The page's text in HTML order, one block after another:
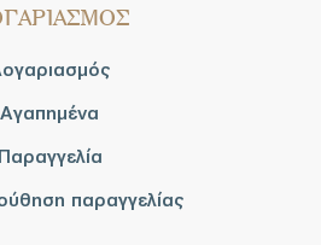
Αγαπημένα
Παραγγελία
παραγγελίας